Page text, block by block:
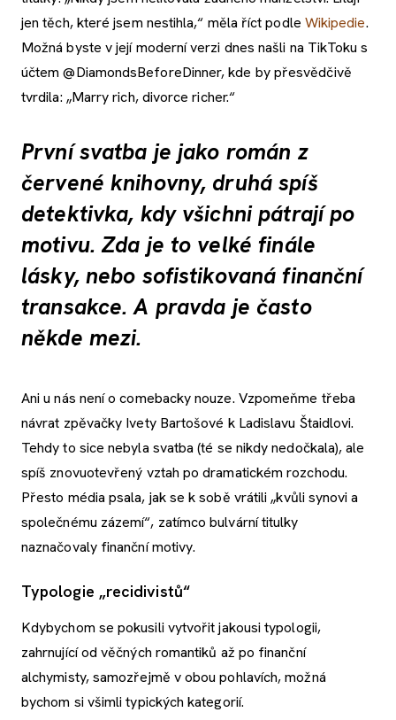
jen těch, které jsem nestihla,“ měla říct podle Wikipedie.
Možná byste v její moderní verzi dnes našli na TikToku s
účtem @DiamondsBeforeDinner, kde by přesvědčivě
tvrdila: „Marry rich, divorce richer.“
První svatba je jako román z
červené knihovny, druhá spíš
detektivka, kdy všichni pátrají po
motivu. Zda je to velké finále
lásky, nebo sofistikovaná finanční
transakce. A pravda je často
někde mezi.
Ani u nás není o comebacky nouze. Vzpomeňme třeba
návrat zpěvačky Ivety Bartošové k Ladislavu Štaidlovi.
Tehdy to sice nebyla svatba (té se nikdy nedočkala), ale
spíš znovuotevřený vztah po dramatickém rozchodu.
Přesto média psala, jak se k sobě vrátili „kvůli synovi a
společnému zázemí“, zatímco bulvární titulky
naznačovaly finanční motivy.
Typologie „recidivistů“
Kdybychom se pokusili vytvořit jakousi typologii,
zahrnující od věčných romantiků až po finanční
alchymisty, samozřejmě v obou pohlavích, možná
bychom si všimli typických kategorií.